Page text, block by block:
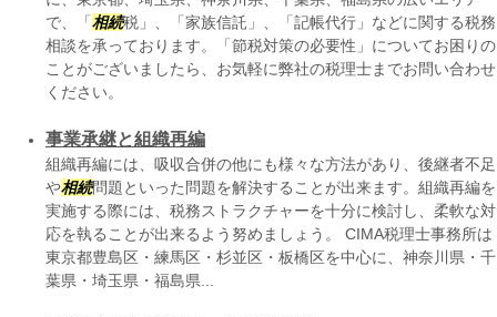
で、「 相続税」、「家族信託」、「記帳代行」などに関する税務
相談を承っております。「節税対策の必要性」についてお困りの
ことがございましたら、お気軽に弊社の税理士までお問い合わせ
ください。
事業承継と組織再編
組織再編には、吸収合併の他にも様々な方法があり、後継者不足
や相続問題といった問題を解決することが出来ます。組織再編を
実施する際には、税務ストラクチャーを十分に検討し、柔軟な対
応を執ることが出来るよう努めましょう。 CIMA税理士事務所は
東京都豊島区・練馬区・杉並区・板橋区を中心に、神奈川県・千
葉県・埼玉県・福島県...